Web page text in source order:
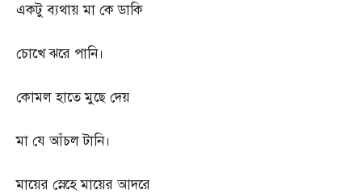
একটু ব্যথায় মা কে ডাকি
চোখে ঝরে পানি।
কোমল হাতে মুছে দেয়
মা যে আঁচল টানি।
মায়ের স্নেহে মায়ের আদরে